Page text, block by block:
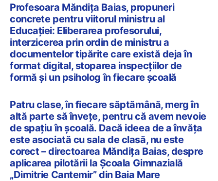
Profesoara Măndița Baias, propuneri
concrete pentru viitorul ministru al
Educației: Eliberarea profesorului,
interzicerea prin ordin de ministru a
documentelor tipărite care există deja în
format digital, stoparea inspecțiilor de
formă și un psiholog în fiecare școală
Patru clase, în fiecare săptămână, merg în
altă parte să învețe, pentru că avem nevoie
de spațiu în școală. Dacă ideea de a învăța
este asociată cu sala de clasă, nu este
corect – directoarea Măndița Baias, despre
aplicarea pilotării la Școala Gimnazială
„Dimitrie Cantemir” din Baia Mare